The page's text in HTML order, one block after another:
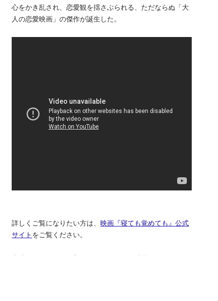
心をかき乱され、恋愛観を揺さぶられる、ただならぬ「大
人の恋愛映画」の傑作が誕生した。
詳しくご覧になりたい方は、 映画『寝ても覚めても』公式
サイト をご覧ください。